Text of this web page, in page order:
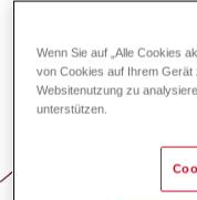
Wenn Sie auf „Alle Cookies
von Cookies auf Ihrem
Websitenutzung zu
unterstützen.